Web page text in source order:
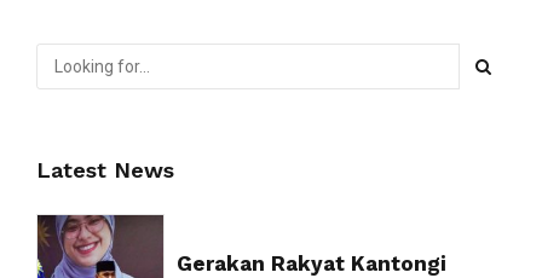
Latest News
Gerakan Rakyat Kantongi